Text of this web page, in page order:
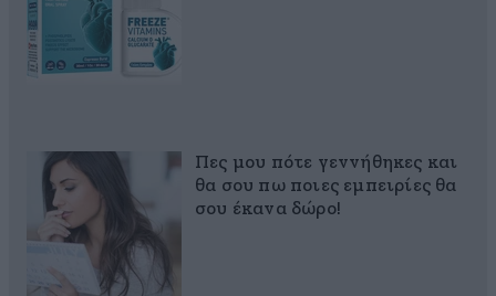
Πες μου πότε γεννήθηκες και
θα σου πω ποιες εμπειρίες θα
σου έκανα δώρο!